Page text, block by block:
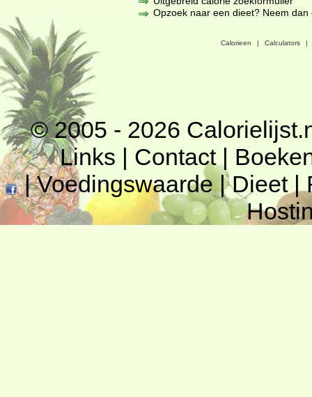
Opzoek naar een dieet? Neem
Calorieen | Calculators |
© 2005 - 2026
Links | Contact|
|Voedingswaarde|Dieet|